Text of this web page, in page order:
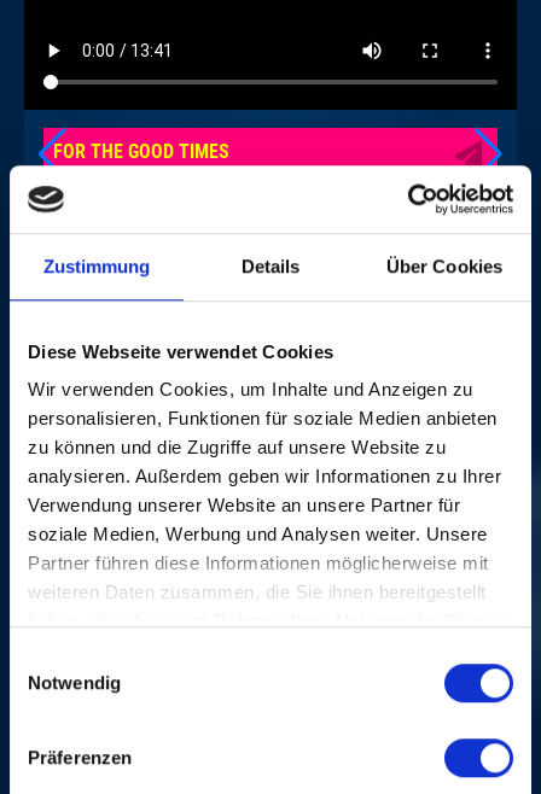
Zustimmung Details Über Cookies
Diese Webseite verwendet Cookies
Wir verwenden Cookies, um Inhalte und Anzeigen zu
personalisieren, Funktionen für soziale Medien anbieten
zu können und die Zugriffe auf unsere Website zu
analysieren. Außerdem geben wir Informationen zu Ihrer
Verwendung unserer Website an unsere Partner für
soziale Medien, Werbung und Analysen weiter. Unsere
Partner führen diese Informationen möglicherweise mit
weiteren Daten zusammen, die Sie ihnen bereitgestellt
Notwendig
Präferenzen
CREDITS
FOR THE GOOD TIMES
FOTOGALERIE